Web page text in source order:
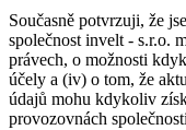
Současně potvrzuji, že
společnost invelt - s.r.o.
právech, o možnosti
účely a (iv) o tom, že
údajů mohu kdykoliv
provozovnách